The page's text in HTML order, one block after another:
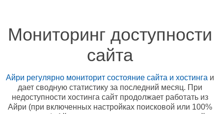
Мониторинг доступности
сайта
Айри регулярно мониторит состояние сайта и хостинга и
дает сводную статистику за последний месяц. При
недоступности хостинга сайт продолжает работать из
Айри (при включенных настройках поисковой или 100%